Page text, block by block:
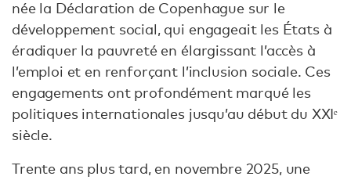
née la Déclaration de Copenhague sur le
développement social, qui engageait les États à
éradiquer la pauvreté en élargissant l’accès à
l’emploi et en renforçant l’inclusion sociale. Ces
engagements ont profondément marqué les
politiques internationales jusqu’au début du XXIᵉ
siècle.
Trente ans plus tard, en novembre 2025, une